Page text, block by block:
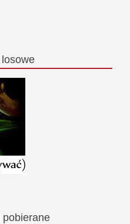
losowe
pobierane